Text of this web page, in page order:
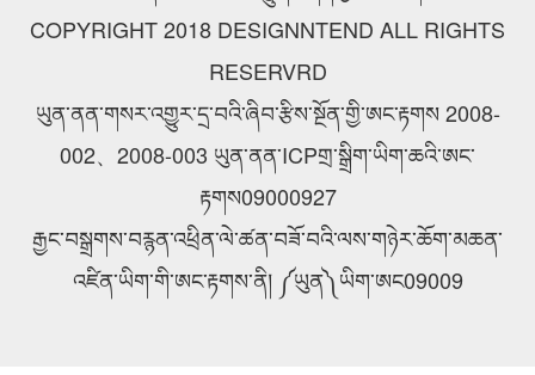
COPYRIGHT 2018 DESIGNNTEND ALL RIGHTS
RESERVRD
ཡུན་ནན་གསར་འགྱུར་དྲ་བའི་ཞིབ་རྩིས་སྔོན་གྱི་ཨང་རྟགས 2008-
002、2008-003 ཡུན་ནན་ICPགྲ་སྒྲིག་ཡིག་ཆའི་ཨང་
རྟགས09000927
རྒྱང་བསྒྲགས་བརྙན་འཕྲིན་ལེ་ཚན་བཟོ་བའི་ལས་གཉེར་ཆོག་མཆན་
འཛིན་ཡིག་གི་ཨང་རྟགས་ནི། ༼ཡུན༽ཡིག་ཨང09009